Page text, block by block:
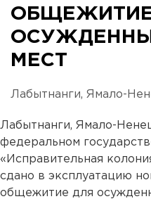
ОБЩЕЖИТИЕ
МЕСТ
Лабытнанги, Ямало-
Лабытнанги, Ямало-
федеральном
«Исправительная
сдано в эксплуатацию
общежитие для